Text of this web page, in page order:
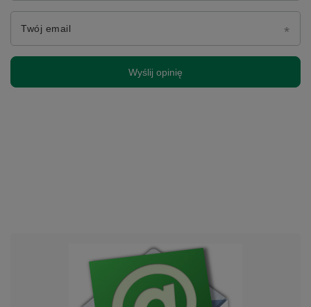
Twój email
Wyślij opinię